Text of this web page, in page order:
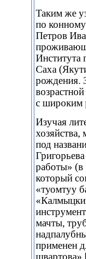
Таким же
по
Петров
Института
Саха
рождения.
с широким
Изучая
хозяйства,
под
работы» (в
который
«туомтуу
мачты,
применен
швартова»